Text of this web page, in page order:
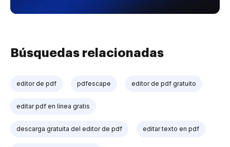
Búsquedas relacionadas
editor de pdf pdfescape editor de pdf gratuito
editar pdf en línea gratis
descarga gratuita del editor de pdf editar texto en pdf